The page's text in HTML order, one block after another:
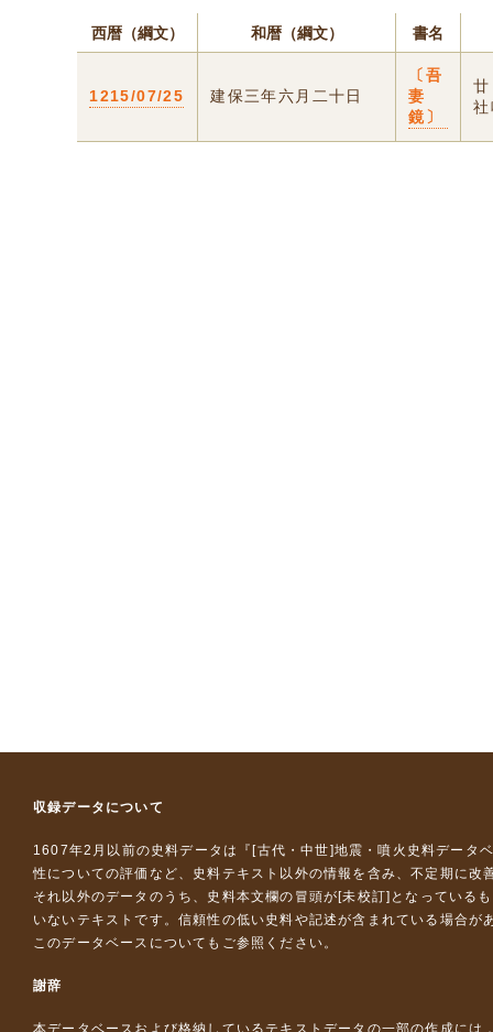
西暦（綱文） 和暦（綱文） 書名
1215/07/25 建保三年六月二十日
〔吾
妻
鏡〕
収録データについて
1607年2月以前の史料データは『 [古代・中世]地震・噴火史料データ
性についての評価など、史料テキスト以外の情報を含み、不定期に改
それ以外のデータのうち、史料本文欄の冒頭が[未校訂]となっている
いないテキストです。信頼性の低い史料や記述が含まれている場合が
このデータベースについて もご参照ください。
謝辞
本データベースおよび格納しているテキストデータの一部の作成には